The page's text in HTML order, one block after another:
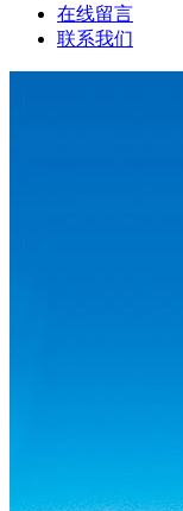
在线留言
联系我们